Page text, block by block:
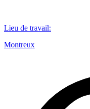
Lieu de travail:
Montreux